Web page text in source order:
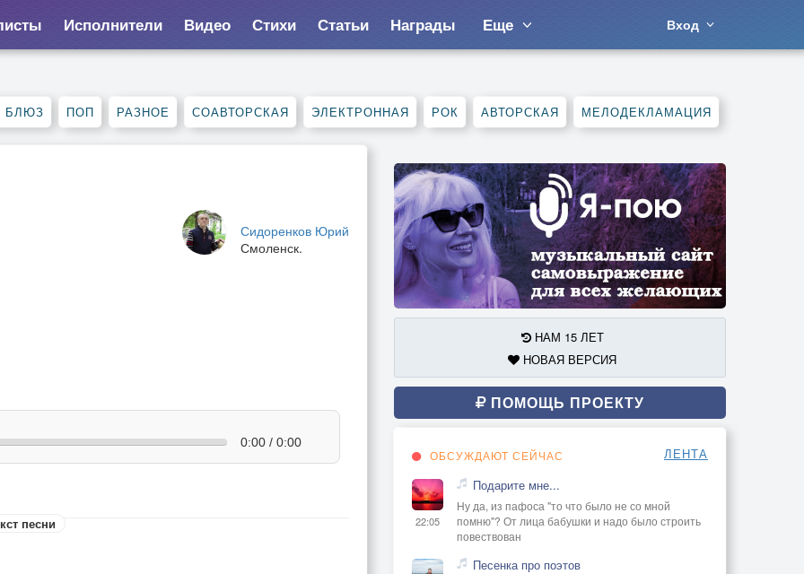
Исполнители Видео Стихи Статьи Награды Еще Вход
БЛЮЗ ПОП РАЗНОЕ СОАВТОРСКАЯ ЭЛЕКТРОННАЯ РОК АВТОРСКАЯ МЕЛОДЕКЛАМАЦИЯ
Сидоренков Юрий
Смоленск.
0:00 / 0:00
песни
НАМ 15 ЛЕТ
НОВАЯ ВЕРСИЯ
ПОМОЩЬ ПРОЕКТУ
ОБСУЖДАЮТ СЕЙЧАС ЛЕНТА
22:05
Подарите мне...
Ну да, из пафоса "то что было не со мной
помню"? От лица бабушки и надо было строить
повествован
Песенка про поэтов